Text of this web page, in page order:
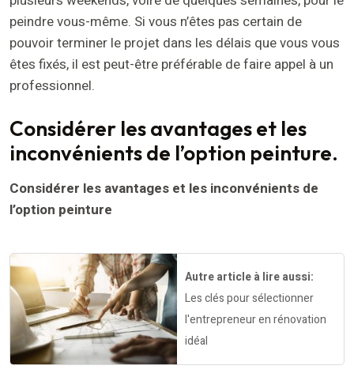
peindre vous-même. Si vous n’êtes pas certain de
pouvoir terminer le projet dans les délais que vous vous
êtes fixés, il est peut-être préférable de faire appel à un
professionnel.
Considérer les avantages et les
inconvénients de l’option peinture.
Considérer les avantages et les inconvénients de
l’option peinture
Autre article à lire aussi:
Les clés pour sélectionner
l'entrepreneur en rénovation
idéal